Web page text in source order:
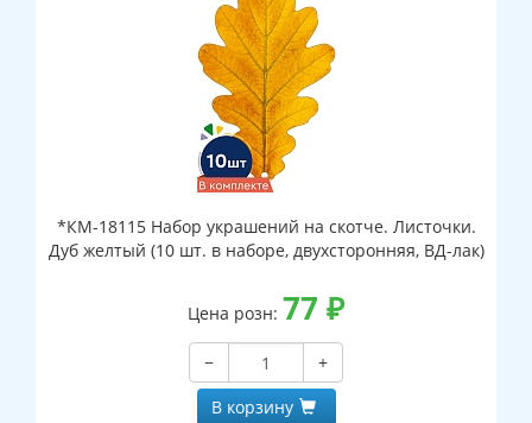
*КМ-18115 Набор украшений на скотче. Листочки.
Дуб желтый (10 шт. в наборе, двухсторонняя, ВД-лак)
Цена розн: 77 ₽
−
+
В корзину